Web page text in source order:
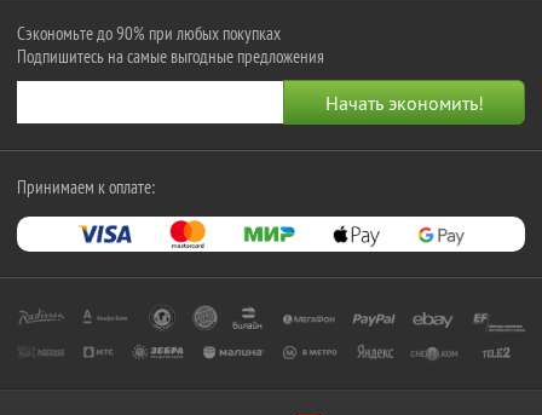
Сэкономьте до 90% при любых покупках
Подпишитесь на самые выгодные предложения
Принимаем к оплате: